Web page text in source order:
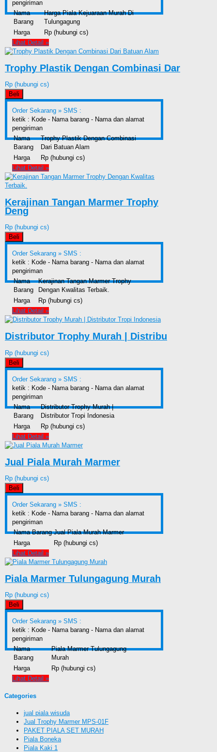
pengiriman
Nama
Barang
Harga Piala Kejuaraan Murah Di
Tulungagung
Harga
Rp (hubungi cs)
Lihat Detail »
Trophy Plastik Dengan Combinasi Dar
Rp (hubungi cs)
Beli
Order Sekarang » SMS :
ketik : Kode - Nama barang - Nama dan alamat
pengiriman
Nama
Barang
Trophy Plastik Dengan Combinasi
Dari Batuan Alam
Harga
Rp (hubungi cs)
Lihat Detail »
Kerajinan Tangan Marmer Trophy
Deng
Rp (hubungi cs)
Beli
Order Sekarang » SMS :
ketik : Kode - Nama barang - Nama dan alamat
pengiriman
Nama
Barang
Kerajinan Tangan Marmer Trophy
Dengan Kwalitas Terbaik.
Harga
Rp (hubungi cs)
Lihat Detail »
Distributor Trophy Murah | Distribu
Rp (hubungi cs)
Beli
Order Sekarang » SMS :
ketik : Kode - Nama barang - Nama dan alamat
pengiriman
Nama
Barang
Distributor Trophy Murah |
Distributor Tropi Indonesia
Harga
Rp (hubungi cs)
Lihat Detail »
Jual Piala Murah Marmer
Rp (hubungi cs)
Beli
Order Sekarang » SMS :
ketik : Kode - Nama barang - Nama dan alamat
pengiriman
Nama Barang Jual Piala Murah Marmer
Harga
Rp (hubungi cs)
Lihat Detail »
Piala Marmer Tulungagung Murah
Rp (hubungi cs)
Beli
Order Sekarang » SMS :
ketik : Kode - Nama barang - Nama dan alamat
pengiriman
Nama
Barang
Piala Marmer Tulungagung
Murah
Harga
Rp (hubungi cs)
Lihat Detail »
Categories
jual piala wisuda
Jual Trophy Marmer MPS-01F
PAKET PIALA SET MURAH
Piala Boneka
Piala Kaki 1